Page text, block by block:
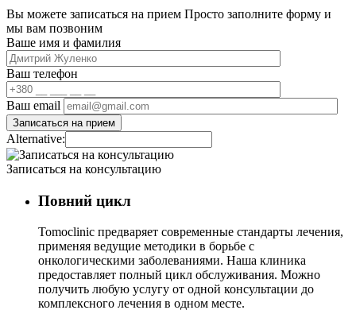
Вы можете записаться на прием Просто заполните форму и
мы вам позвоним
Ваше имя и фамилия
Ваш телефон
Ваш email
Alternative:
Записаться на консультацию
Повний цикл
Tomoclinic предваряет современные стандарты лечения,
применяя ведущие методики в борьбе с
онкологическими заболеваниями. Наша клиника
предоставляет полный цикл обслуживания. Можно
получить любую услугу от одной консультации до
комплексного лечения в одном месте.